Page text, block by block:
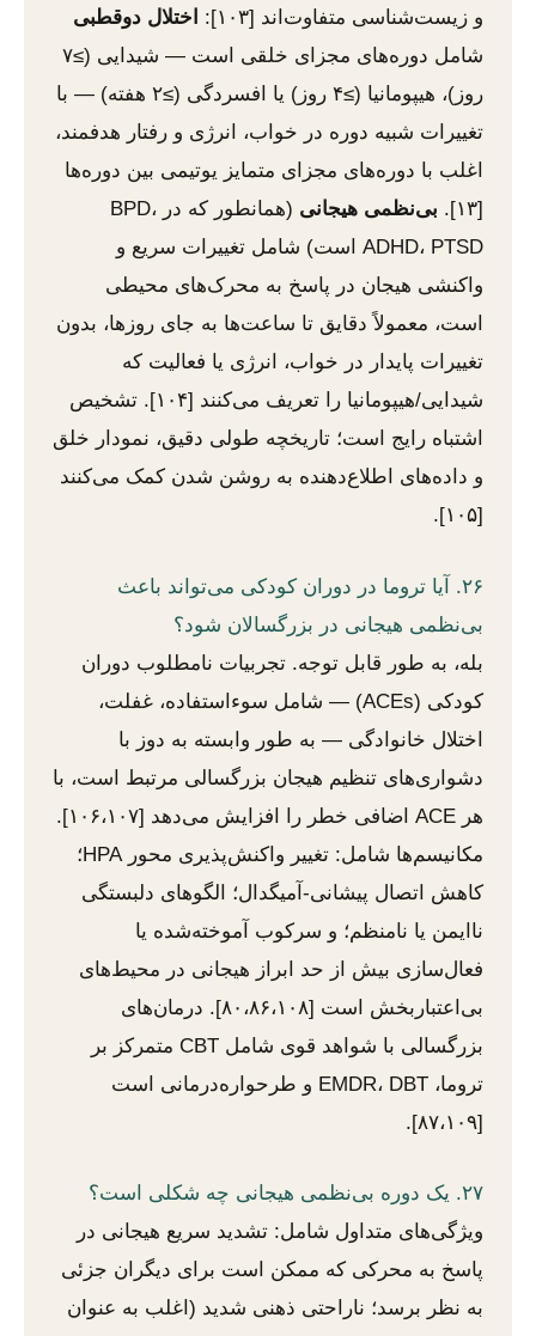
و زیست‌شناسی متفاوت‌اند [۱۰۳]:
اختلال دوقطبی
شامل دوره‌های مجزای خلقی است — شیدایی (≥۷
روز)، هیپومانیا (≥۴ روز) یا افسردگی (≥۲ هفته) — با
تغییرات شبیه دوره در خواب، انرژی و رفتار هدفمند،
اغلب با دوره‌های مجزای متمایز یوتیمی بین دوره‌ها
[۱۳].
بی‌نظمی هیجانی
(همانطور که در BPD،
ADHD، PTSD است) شامل تغییرات سریع و
واکنشی هیجان در پاسخ به محرک‌های محیطی
است، معمولاً دقایق تا ساعت‌ها به جای روزها، بدون
تغییرات پایدار در خواب، انرژی یا فعالیت که
شیدایی/هیپومانیا را تعریف می‌کنند [۱۰۴]. تشخیص
اشتباه رایج است؛ تاریخچه طولی دقیق، نمودار خلق
و داده‌های اطلاع‌دهنده به روشن شدن کمک می‌کنند
[۱۰۵].
۲۶. آیا تروما در دوران کودکی می‌تواند باعث
بی‌نظمی هیجانی در بزرگسالان شود؟
بله، به طور قابل توجه. تجربیات نامطلوب دوران
کودکی (ACEs) — شامل سوءاستفاده، غفلت،
اختلال خانوادگی — به طور وابسته به دوز با
دشواری‌های تنظیم هیجان بزرگسالی مرتبط است، با
هر ACE اضافی خطر را افزایش می‌دهد [۱۰۶،۱۰۷].
مکانیسم‌ها شامل: تغییر واکنش‌پذیری محور HPA؛
کاهش اتصال پیشانی-آمیگدال؛ الگوهای دلبستگی
ناایمن یا نامنظم؛ و سرکوب آموخته‌شده یا
فعال‌سازی بیش از حد ابراز هیجانی در محیط‌های
بی‌اعتباربخش است [۸۰،۸۶،۱۰۸]. درمان‌های
بزرگسالی با شواهد قوی شامل CBT متمرکز بر
تروما، EMDR، DBT و طرحواره‌درمانی است
[۸۷،۱۰۹].
۲۷. یک دوره بی‌نظمی هیجانی چه شکلی است؟
ویژگی‌های متداول شامل: تشدید سریع هیجانی در
پاسخ به محرکی که ممکن است برای دیگران جزئی
به نظر برسد؛ ناراحتی ذهنی شدید (اغلب به عنوان